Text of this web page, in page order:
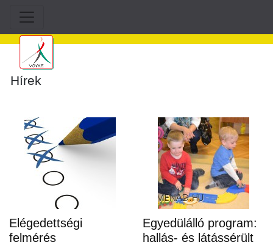
Hírek
Elégedettségi
felmérés
Egyedülálló program:
hallás- és látássérült